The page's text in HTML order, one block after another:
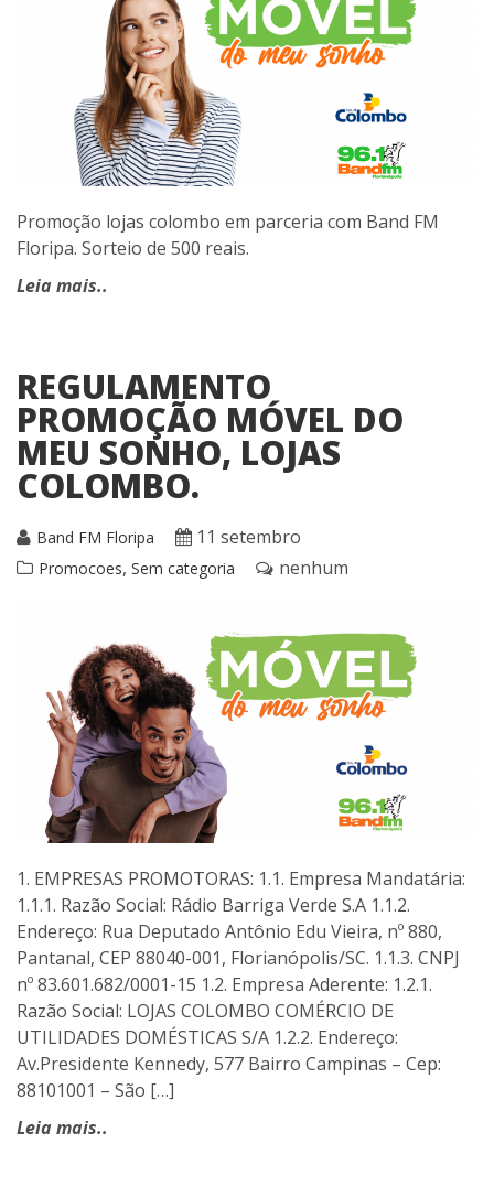
Promoção lojas colombo em parceria com Band FM
Floripa. Sorteio de 500 reais.
Leia mais..
REGULAMENTO
PROMOÇÃO MÓVEL DO
MEU SONHO, LOJAS
COLOMBO.
Band FM Floripa 11 setembro
Promocoes, Sem categoria nenhum
1. EMPRESAS PROMOTORAS: 1.1. Empresa Mandatária:
1.1.1. Razão Social: Rádio Barriga Verde S.A 1.1.2.
Endereço: Rua Deputado Antônio Edu Vieira, nº 880,
Pantanal, CEP 88040-001, Florianópolis/SC. 1.1.3. CNPJ
nº 83.601.682/0001-15 1.2. Empresa Aderente: 1.2.1.
Razão Social: LOJAS COLOMBO COMÉRCIO DE
UTILIDADES DOMÉSTICAS S/A 1.2.2. Endereço:
Av.Presidente Kennedy, 577 Bairro Campinas – Cep:
88101001 – São […]
Leia mais..